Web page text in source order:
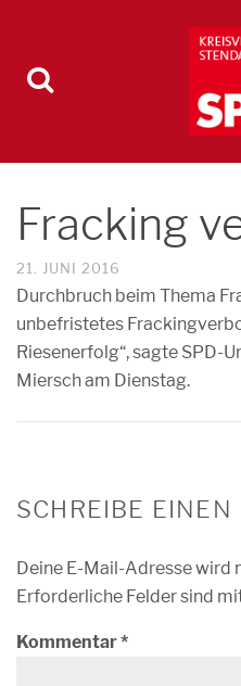
Fracking
21. JUNI 2016
Durchbruch beim Thema
unbefristetes
Riesenerfolg“, sagte SPD-
Miersch am Dienstag.
SCHREIBE
Deine E-Mail-Adresse
Erforderliche Felder sind
Kommentar*